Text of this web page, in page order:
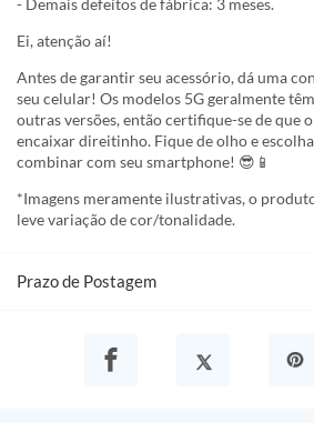
- Demais defeitos de fábrica: 3 meses.
Ei, atenção aí!
Antes de garantir seu acessório, dá uma
seu celular! Os modelos 5G geralmente
outras versões, então certifique-se de que
encaixar direitinho. Fique de olho e
combinar com seu smartphone! 😎📱
*Imagens meramente ilustrativas, o
leve variação de cor/tonalidade.
Prazo de Postagem